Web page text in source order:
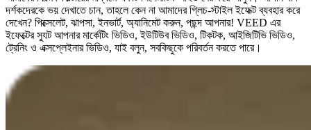
দর্শকদেরকে ভয় দেখাতে চান, তাহলে কেন না আমাদের গ্লিচ-স্টাইল ইফেক্ট ব্যবহার করে
দেখেন? পিক্সেলেট, ঝাপসা, ইনভার্ট, অ্যানিমেট করুন, পছন্দ আপনার! VEED এর
ইফেক্টের স্যুট আপনার মার্কেটিং ভিডিও, ইউটিউব ভিডিও, টিকটক, আইজিটিভি ভিডিও,
ট্রেনিং ও এক্সপ্লেইনার ভিডিও, যাই বলুন, সবকিছুকে পরিবর্তন করতে পারে।